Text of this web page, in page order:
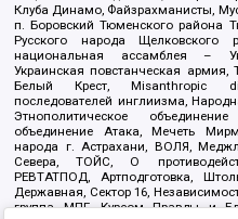
Клуба Динамо, Файзрахманисты,
п. Боровский Тюменского района
Русского народа Щелковского
национальная ассамблея –
Украинская повстанческая армия,
Белый Крест, Misanthropic
последователей инглиизма,
Этнополитическое
объединение Атака, Мечеть
народа г. Астрахани, ВОЛЯ,
Севера, ТОЙС, О
РЕВТАТПОД, Артподготовка,
Державная, Сектор 16,
группа МПГ, Курсом Правды и